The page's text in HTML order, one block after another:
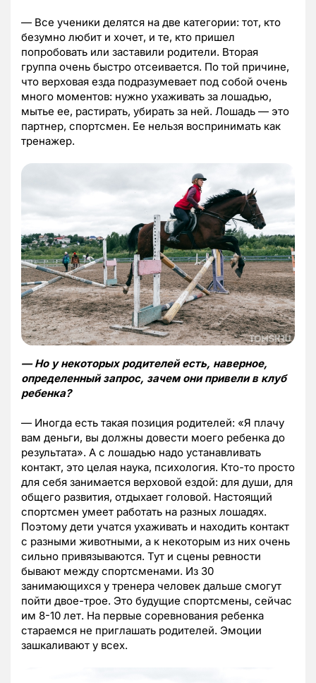
— Все ученики делятся на две категории: тот, кто
безумно любит и хочет, и те, кто пришел
попробовать или заставили родители. Вторая
группа очень быстро отсеивается. По той причине,
что верховая езда подразумевает под собой очень
много моментов: нужно ухаживать за лошадью,
мытье ее, растирать, убирать за ней. Лошадь — это
партнер, спортсмен. Ее нельзя воспринимать как
тренажер.
— Но у некоторых родителей есть, наверное,
определенный запрос, зачем они привели в клуб
ребенка?
— Иногда есть такая позиция родителей: «Я плачу
вам деньги, вы должны довести моего ребенка до
результата». А с лошадью надо устанавливать
контакт, это целая наука, психология. Кто-то просто
для себя занимается верховой ездой: для души, для
общего развития, отдыхает головой. Настоящий
спортсмен умеет работать на разных лошадях.
Поэтому дети учатся ухаживать и находить контакт
с разными животными, а к некоторым из них очень
сильно привязываются. Тут и сцены ревности
бывают между спортсменами. Из 30
занимающихся у тренера человек дальше смогут
пойти двое-трое. Это будущие спортсмены, сейчас
им 8-10 лет. На первые соревнования ребенка
стараемся не приглашать родителей. Эмоции
зашкаливают у всех.